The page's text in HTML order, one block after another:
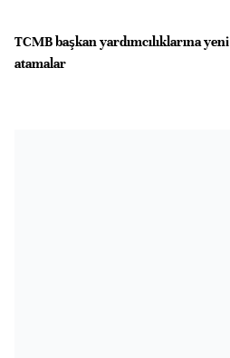
TCMB başkan yardımcılıklarına yeni
atamalar